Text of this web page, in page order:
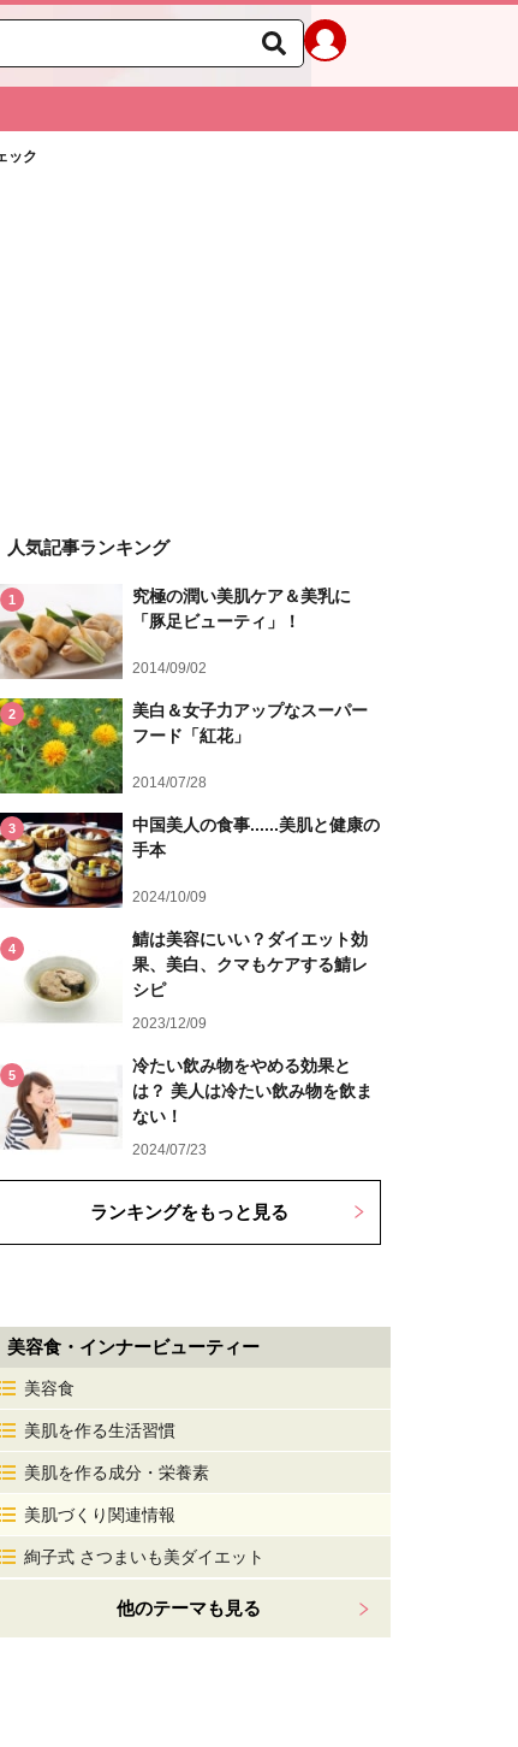
ック
人気記事ランキング
1
究極の潤い美肌ケア＆美乳に
「豚足ビューティ」！
2014/09/02
2
美白＆女子力アップなスーパー
フード「紅花」
2014/07/28
3
中国美人の食事......美肌と健康の
手本
2024/10/09
4
鯖は美容にいい？ダイエット効
果、美白、クマもケアする鯖レ
シピ
2023/12/09
5
冷たい飲み物をやめる効果と
は？ 美人は冷たい飲み物を飲ま
ない！
2024/07/23
ランキングをもっと見る
美容食・インナービューティー
美容食
美肌を作る生活習慣
美肌を作る成分・栄養素
美肌づくり関連情報
絢子式 さつまいも美ダイエット
他のテーマも見る